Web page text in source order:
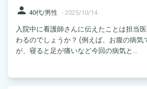
person 40代/男性 - 2025/10/14
入院中に看護師さんに伝えたことは担当
わるのでしょうか？ (例えば、お腹の病気
が、寝ると足が痛いなど今回の病気と...